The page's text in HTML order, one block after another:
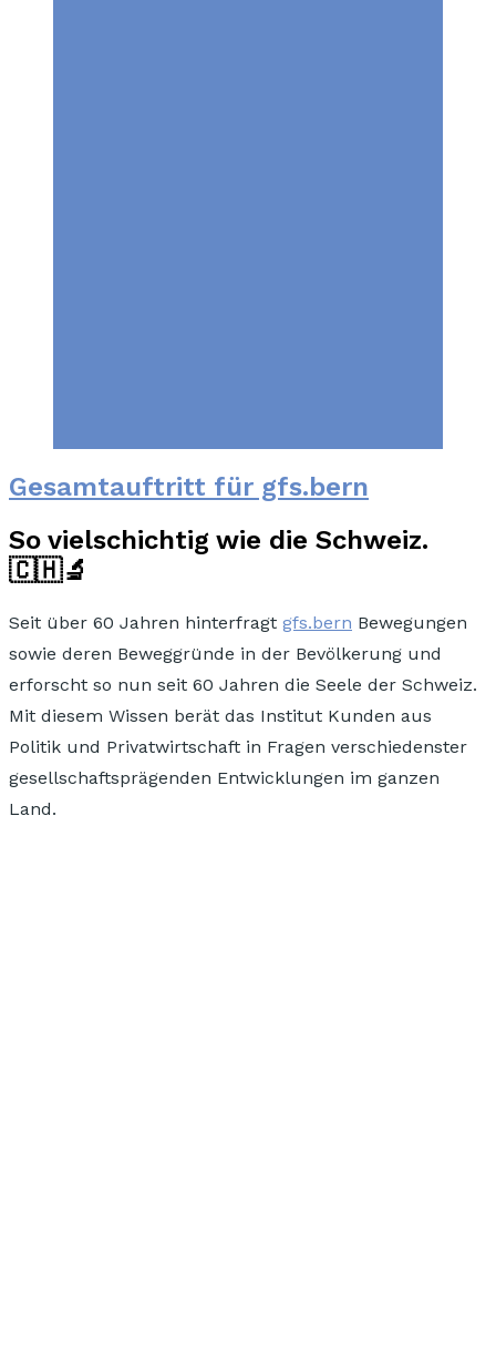
Gesamtauftritt für gfs.bern
So vielschichtig wie die Schweiz.
🇨🇭🔬
Seit über 60 Jahren hinterfragt gfs.bern Bewegungen
sowie deren Beweggründe in der Bevölkerung und
erforscht so nun seit 60 Jahren die Seele der Schweiz.
Mit diesem Wissen berät das Institut Kunden aus
Politik und Privatwirtschaft in Fragen verschiedenster
gesellschaftsprägenden Entwicklungen im ganzen
Land.